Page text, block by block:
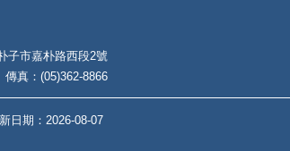
子市嘉朴路西段2號
真：(05)362-8866
2026-08-07
日期：